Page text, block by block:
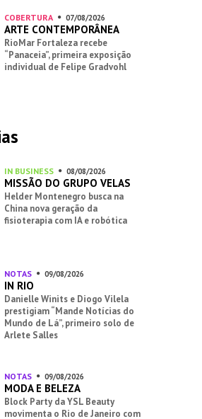
COBERTURA 07/08/2026
ARTE CONTEMPORÂNEA
RioMar Fortaleza recebe
“Panaceia”, primeira exposição
individual de Felipe Gradvohl
IN BUSINESS 08/08/2026
MISSÃO DO GRUPO VELAS
Helder Montenegro busca na
China nova geração da
fisioterapia com IA e robótica
NOTAS 09/08/2026
IN RIO
Danielle Winits e Diogo Vilela
prestigiam “Mande Notícias do
Mundo de Lá”, primeiro solo de
Arlete Salles
NOTAS 09/08/2026
MODA E BELEZA
Block Party da YSL Beauty
movimenta o Rio de Janeiro com